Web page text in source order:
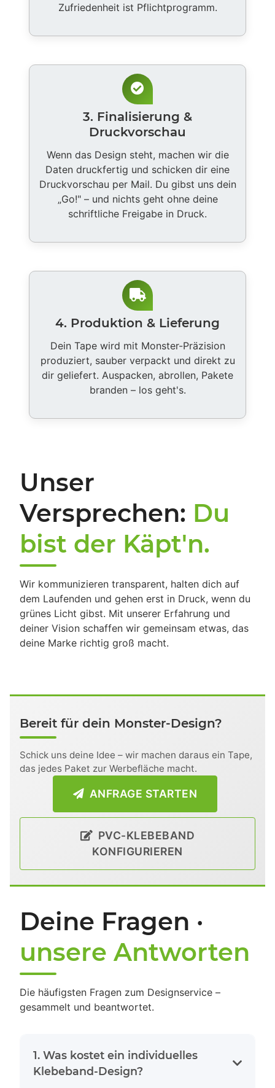
Zufriedenheit ist Pflichtprogramm.
3. Finalisierung &
Druckvorschau
Wenn das Design steht, machen wir die
Daten druckfertig und schicken dir eine
Druckvorschau per Mail. Du gibst uns dein
„Go!" – und nichts geht ohne deine
schriftliche Freigabe in Druck.
4. Produktion & Lieferung
Dein Tape wird mit Monster-Präzision
produziert, sauber verpackt und direkt zu
dir geliefert. Auspacken, abrollen, Pakete
branden – los geht's.
Unser
Versprechen: Du
bist der Käpt'n.
Wir kommunizieren transparent, halten dich auf
dem Laufenden und gehen erst in Druck, wenn du
grünes Licht gibst. Mit unserer Erfahrung und
deiner Vision schaffen wir gemeinsam etwas, das
deine Marke richtig groß macht.
Bereit für dein Monster-Design?
Schick uns deine Idee – wir machen daraus ein Tape,
das jedes Paket zur Werbefläche macht.
ANFRAGE STARTEN
PVC-KLEBEBAND
KONFIGURIEREN
Deine Fragen ·
unsere Antworten
Die häufigsten Fragen zum Designservice –
gesammelt und beantwortet.
1. Was kostet ein individuelles
Klebeband-Design?